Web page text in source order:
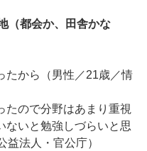
都会か、田舎かな
たから（男性／21歳／情
たので分野はあまり重視
ないと勉強しづらいと思
益法人・官公庁）